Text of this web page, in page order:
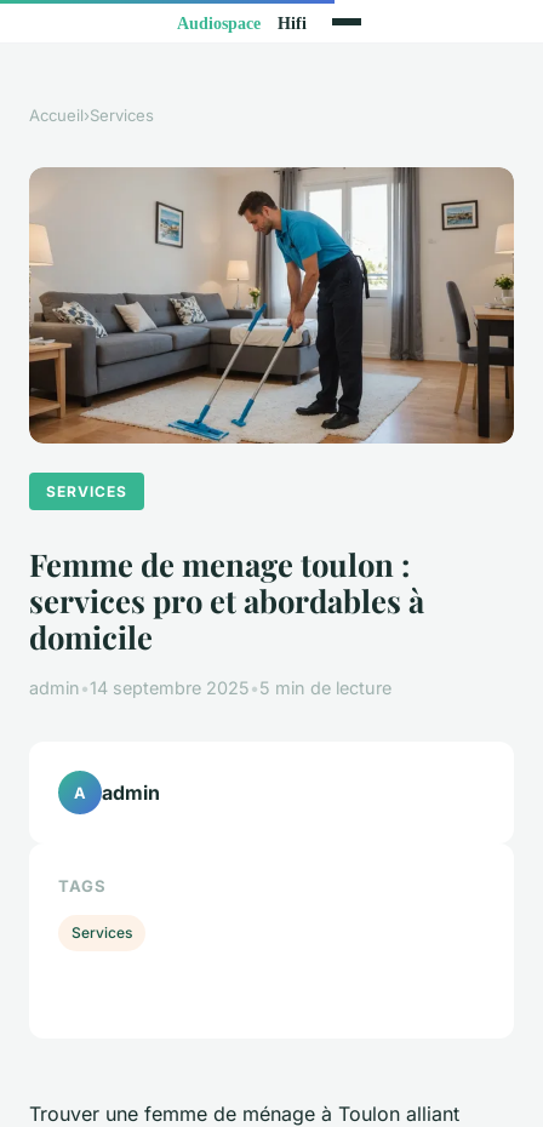
Accueil›Services
SERVICES
Femme de menage toulon :
services pro et abordables à
domicile
admin•14 septembre 2025•5 min de lecture
Trouver une femme de ménage à Toulon alliant
A admin
TAGS
Services